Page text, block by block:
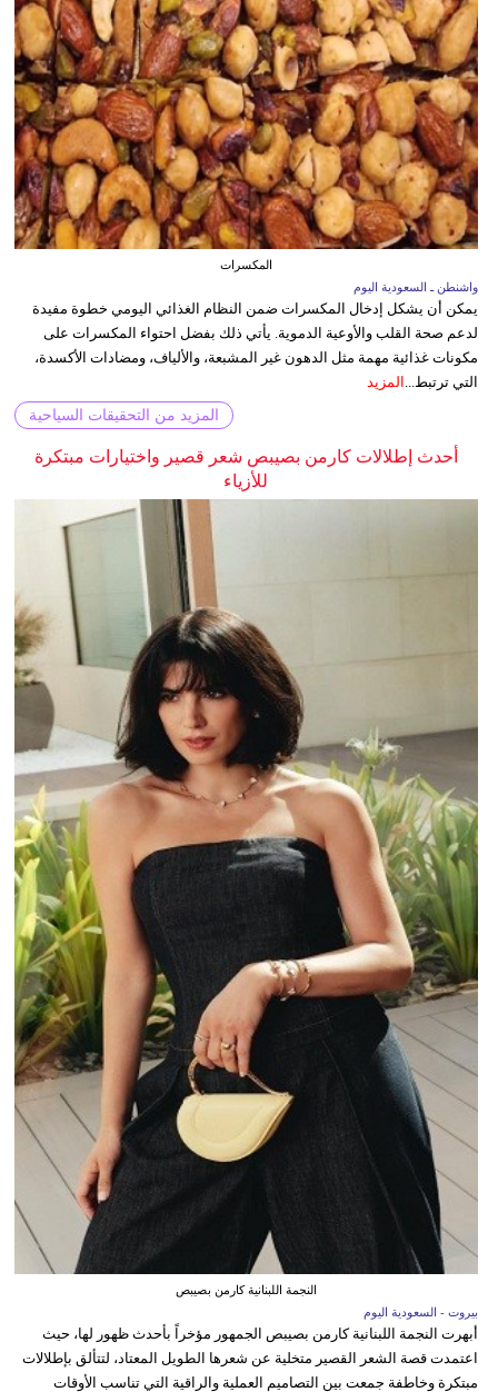
المكسرات
واشنطن ـ السعودية اليوم
يمكن أن يشكل إدخال المكسرات ضمن النظام الغذائي اليومي خطوة مفيدة
لدعم صحة القلب والأوعية الدموية. يأتي ذلك بفضل احتواء المكسرات على
مكونات غذائية مهمة مثل الدهون غير المشبعة، والألياف، ومضادات الأكسدة،
التي ترتبط...
المزيد
المزيد من التحقيقات السياحية
أحدث إطلالات كارمن بصيبص شعر قصير واختيارات مبتكرة
للأزياء
النجمة اللبنانية كارمن بصيبص
بيروت - السعودية اليوم
أبهرت النجمة اللبنانية كارمن بصيبص الجمهور مؤخراً بأحدث ظهور لها، حيث
اعتمدت قصة الشعر القصير متخلية عن شعرها الطويل المعتاد، لتتألق بإطلالات
مبتكرة وخاطفة جمعت بين التصاميم العملية والراقية التي تناسب الأوقات